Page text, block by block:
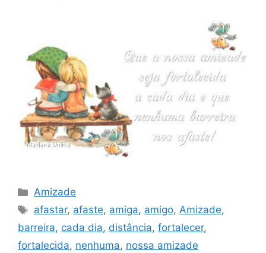
Categorias
Amizade
Tags
afastar, afaste, amiga, amigo,Amizade,
barreira, cada dia, distância, fortalecer,
fortalecida, nenhuma, nossa amizade